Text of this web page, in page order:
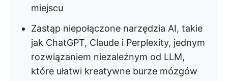
miejscu
Zastąp niepołączone narzędzia AI, takie
jak ChatGPT, Claude i Perplexity, jednym
rozwiązaniem niezależnym od LLM,
które ułatwi kreatywne burze mózgów